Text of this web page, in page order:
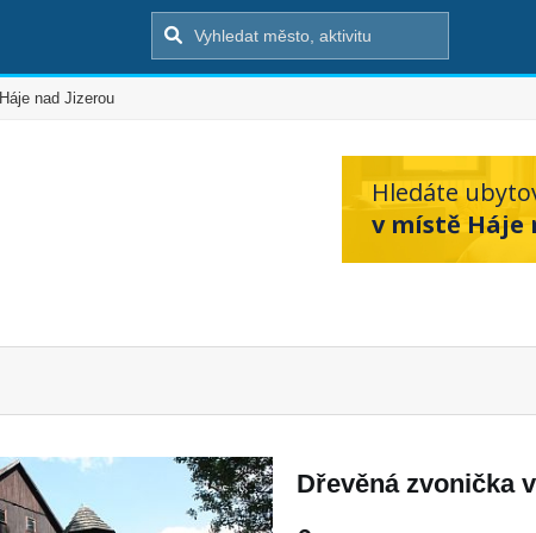
Háje nad Jizerou
Hledáte
v místě Háje
Dřevěná zvonička